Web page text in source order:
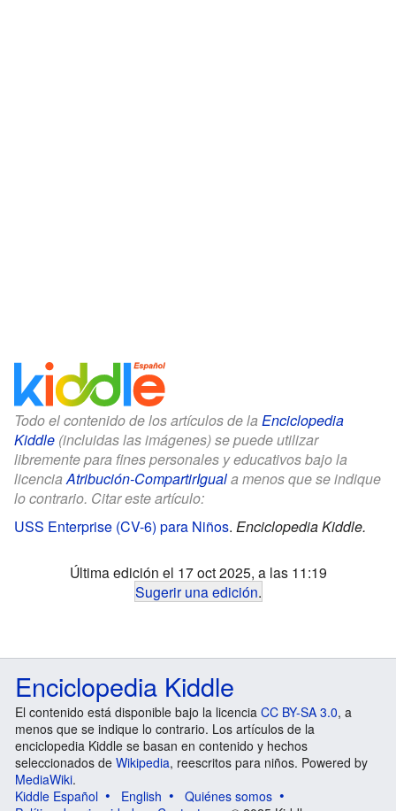
Todo el contenido de los artículos de la Enciclopedia
Kiddle (incluidas las imágenes) se puede utilizar
libremente para fines personales y educativos bajo la
licenciaAtribución-CompartirIguala menos que se indique
lo contrario. Citar este artículo:
USS Enterprise (CV-6) para Niños. Enciclopedia Kiddle.
Última edición el 17 oct 2025, a las 11:19
Sugerir una edición.
Enciclopedia Kiddle
El contenido está disponible bajo la licencia CC BY-SA 3.0, a
menos que se indique lo contrario. Los artículos de la
enciclopedia Kiddle se basan en contenido y hechos
seleccionados de Wikipedia, reescritos para niños. Powered by
MediaWiki.
Kiddle Español
English
Quiénes somos